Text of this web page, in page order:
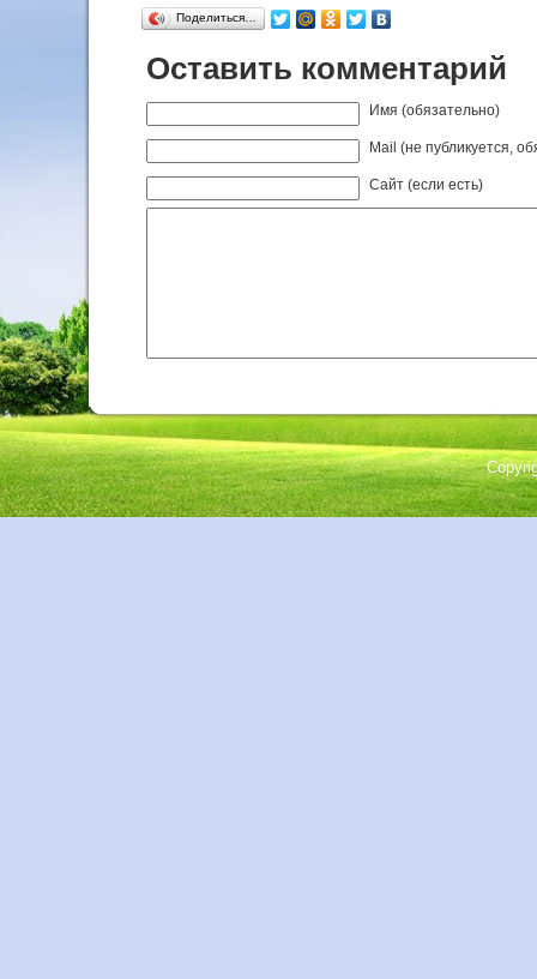
Поделиться…
Оставить комментарий
Имя (обязательно)
Mail (не публикуется,
Сайт (если есть)